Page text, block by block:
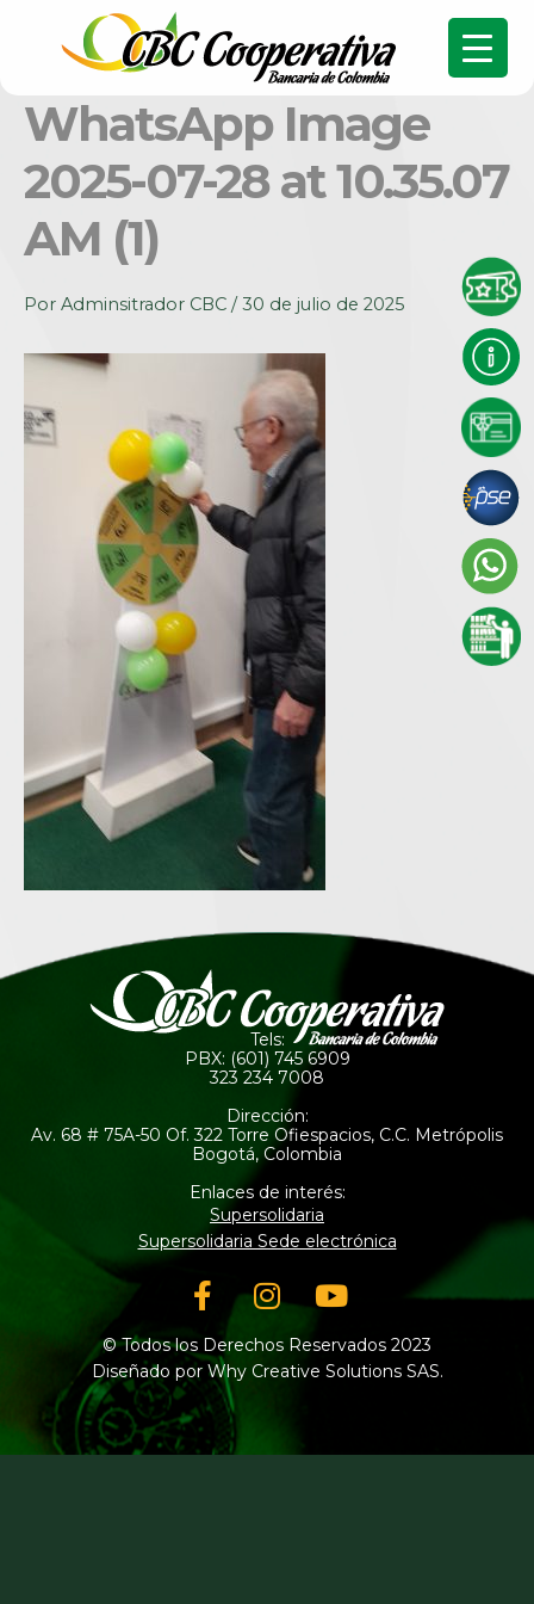
WhatsApp Image
2025-07-28 at 10.35.07
AM (1)
Por Adminsitrador CBC /30 de julio de 2025
Tels:
PBX: (601) 745 6909
323 234 7008
Dirección:
Av. 68 # 75A-50 Of. 322 Torre Ofiespacios, C.C. Metrópolis
Bogotá, Colombia
Enlaces de interés:
Supersolidaria
Supersolidaria Sede electrónica
Facebook-
f
Instagram
Youtube
© Todos los Derechos Reservados 2023
Diseñado por Why Creative Solutions SAS.